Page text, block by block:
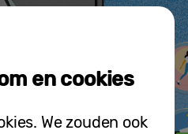
en cookies
We zouden ook